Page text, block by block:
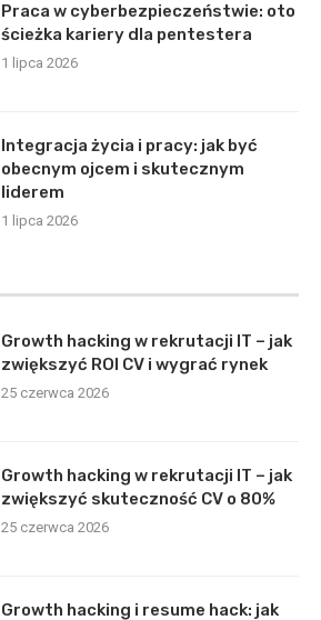
Praca w cyberbezpieczeństwie: oto
ścieżka kariery dla pentestera
1 lipca 2026
Integracja życia i pracy: jak być
obecnym ojcem i skutecznym
liderem
1 lipca 2026
Growth hacking w rekrutacji IT – jak
zwiększyć ROI CV i wygrać rynek
25 czerwca 2026
Growth hacking w rekrutacji IT – jak
zwiększyć skuteczność CV o 80%
25 czerwca 2026
Growth hacking i resume hack: jak